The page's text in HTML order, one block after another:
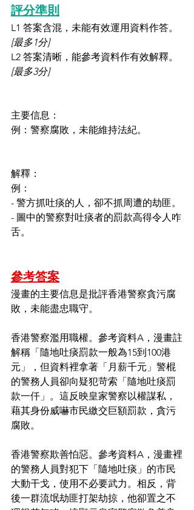
評分準則
L1 答案含混，未能有效運用資料作答。
[最多1分]
L2 答案清晰，能參考資料作有效解釋。
[最多3分]
主要信息：
例：警察腐敗，未能維持法紀。
解釋：
例：
- 警方抓吐痰的人，卻不抓周遭的劫匪。
- 圖中的警察對吐痰者的罰款高得令人咋
舌。
參考答案
漫畫的主要信息是批評香港警察貪污腐
敗，未能盡忠職守。
香港警察濫用職權。參考資料A，漫畫註
解稱「隨地吐痰罰款一般為15到100港
元」，但資料裡拿著「月薪千元」警棍
的警務人員卻向疑犯苛索「隨地吐痰罰
款一仟」。這反映皇家警察以權謀私，
藉其身份威嚇市民繳交巨額罰款，貪污
腐敗。
香港警察欺善怕惡。參考資料A，漫畫裡
的警務人員對犯下「隨地吐痰」的市民
大動干戈，使用不必要武力。相反，背
後一群流氓劫匪打架劫掠，他卻置之不